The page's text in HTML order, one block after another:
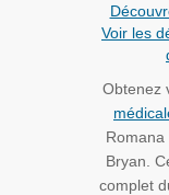
Voir les
Obtenez
Romana
Bryan.
complet